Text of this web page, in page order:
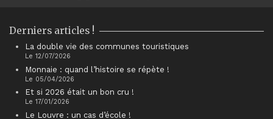
Derniers articles !
La double vie des communes touristiques
Le 12/07/2026
Monnaie : quand l’histoire se répète !
Le 05/04/2026
Et si 2026 était un bon cru !
Le 17/01/2026
Le Louvre : un cas d’école !